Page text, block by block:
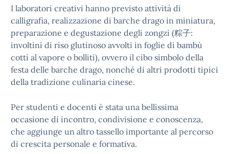
I laboratori creativi hanno previsto attività di
calligrafia, realizzazione di barche drago in miniatura,
preparazione e degustazione degli zongzi (粽子:
involtini di riso glutinoso avvolti in foglie di bambù
cotti al vapore o bolliti), ovvero il cibo simbolo della
festa delle barche drago, nonché di altri prodotti tipici
della tradizione culinaria cinese.
Per studenti e docenti è stata una bellissima
occasione di incontro, condivisione e conoscenza,
che aggiunge un altro tassello importante al percorso
di crescita personale e formativa.